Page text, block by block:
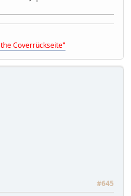
Coverrückseite"
#645